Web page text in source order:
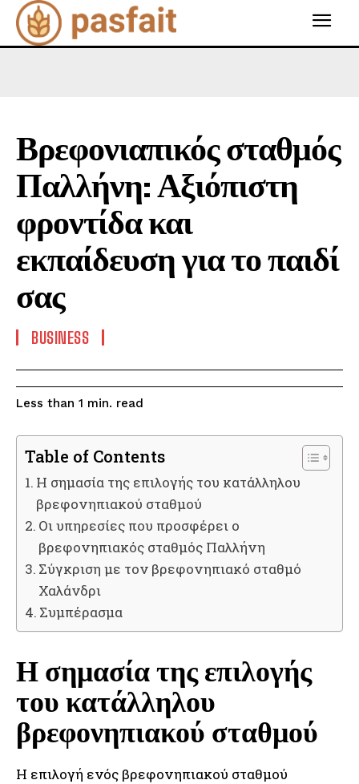
Βρεφονιαπικός σταθμός
Παλλήνη: Αξιόπιστη
φροντίδα και
εκπαίδευση για το παιδί
σας
BUSINESS
Less than 1 min. read
Table of Contents
Η σημασία της επιλογής του κατάλληλου
βρεφονηπιακού σταθμού
Οι υπηρεσίες που προσφέρει ο
βρεφονηπιακός σταθμός Παλλήνη
Σύγκριση με τον βρεφονηπιακό σταθμό
Χαλάνδρι
Συμπέρασμα
Η σημασία της επιλογής
του κατάλληλου
βρεφονηπιακού σταθμού
Η επιλογή ενός βρεφονηπιακού σταθμού